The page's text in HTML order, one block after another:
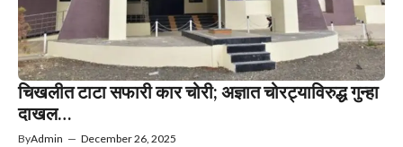
चिखलीत टाटा सफारी कार चोरी; अज्ञात चोरट्याविरुद्ध गुन्हा
दाखल…
ByAdmin — December 26, 2025